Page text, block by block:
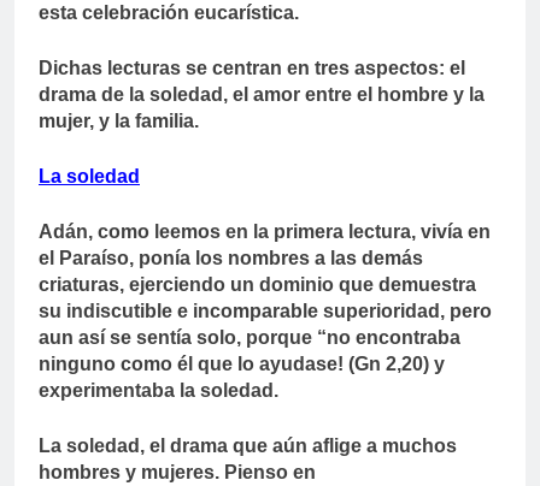
esta celebración eucarística.
Dichas lecturas se centran en tres aspectos: el
drama de la soledad, el amor entre el hombre y la
mujer, y la familia.
La soledad
Adán, como leemos en la primera lectura, vivía en
el Paraíso, ponía los nombres a las demás
criaturas, ejerciendo un dominio que demuestra
su indiscutible e incomparable superioridad, pero
aun así se sentía solo, porque “no encontraba
ninguno como él que lo ayudase! (Gn 2,20) y
experimentaba la soledad.
La soledad, el drama que aún aflige a muchos
hombres y mujeres. Pienso en